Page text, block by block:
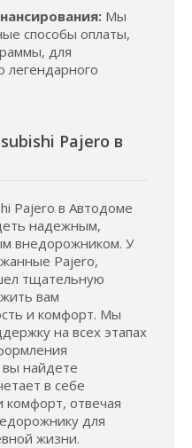
Мы
способы оплаты,
для
легендарного
Pajero в
Pajero в Автодоме
надежным,
внедорожником. У
Pajero,
тщательную
вам
и комфорт. Мы
на всех этапах
найдете
в себе
отвечая
для
жизни.